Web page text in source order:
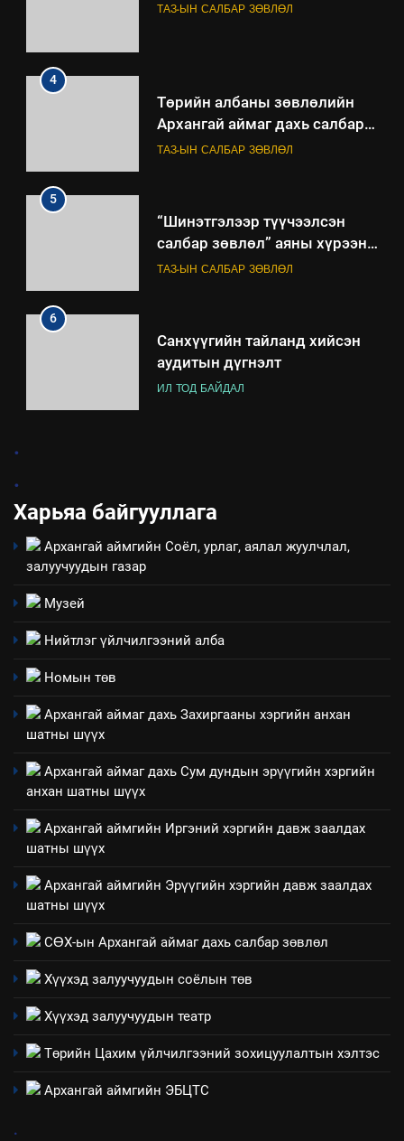
ТАЗ-ЫН САЛБАР ЗӨВЛӨЛ
4
Төрийн албаны зөвлөлийн
Архангай аймаг дахь салбар
зөвлөлийн 2025 оны үйл
ТАЗ-ЫН САЛБАР ЗӨВЛӨЛ
5
“Шинэтгэлээр түүчээлсэн
салбар зөвлөл” аяны хүрээнд
зохион байгуулах арга
ТАЗ-ЫН САЛБАР ЗӨВЛӨЛ
6
Санхүүгийн тайланд хийсэн
аудитын дүгнэлт
ИЛ ТОД БАЙДАЛ
ИЛ ТОД БАЙДАЛ
8
ашиглаж байгаа техник,
үзүүлэх буюу үзүүлж байгаа
1
долоо хоног-2025
2
ШИЙДНЭ” ӨДРИЙГ ЗОХИОН
3
Төрийн албаны зөвлөлийн
зөвлөлийн 2025 оны үйл
.
.
Харьяа байгууллага
Архангай аймгийн Соёл, урлаг, аялал жуулчлал,
залуучуудын газар
Музей
Нийтлэг үйлчилгээний алба
Номын төв
Архангай аймаг дахь Захиргааны хэргийн анхан
шатны шүүх
Архангай аймаг дахь Сум дундын эрүүгийн хэргийн
анхан шатны шүүх
Архангай аймгийн Иргэний хэргийн давж заалдах
шатны шүүх
Архангай аймгийн Эрүүгийн хэргийн давж заалдах
шатны шүүх
СӨХ-ын Архангай аймаг дахь салбар зөвлөл
Хүүхэд залуучуудын соёлын төв
Хүүхэд залуучуудын театр
Төрийн Цахим үйлчилгээний зохицуулалтын хэлтэс
Архангай аймгийн ЭБЦТС
.